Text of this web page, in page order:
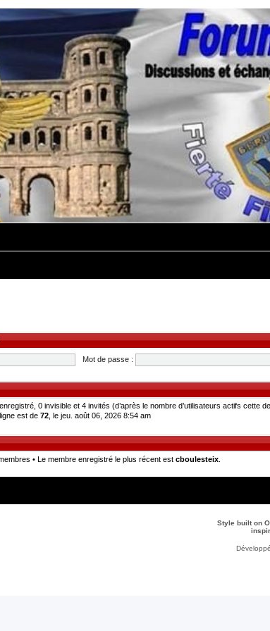
Mot de passe :
0 invisible et 4 invités (d’après le nombre d’utilisateurs actifs cette
est de 72 , le jeu. août 06, 2026 8:54 am
• Le membre enregistré le plus récent est cboulesteix
Style built on